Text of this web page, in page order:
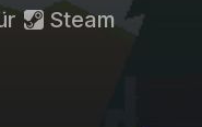
Steam